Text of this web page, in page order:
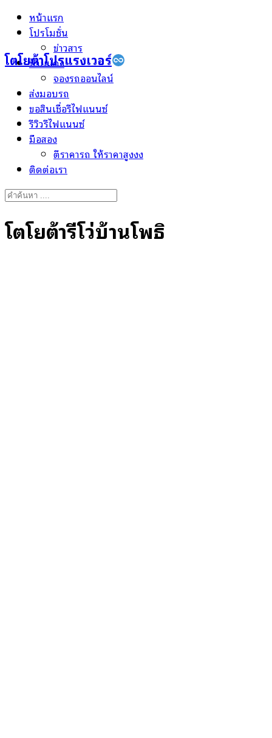
Skip
โตโยต้าโปรแรงเวอร์
หน้าแรก
โปรโมชั่น
ข่าวสาร
ป้ายแดง
จองรถออนไลน์
ส่งมอบรถ
ขอสินเชื่อรีไฟแนนซ์
รีวิวรีไฟแนนซ์
มือสอง
ตีราคารถ ให้ราคาสูงงง
ติดต่อเรา
Search
โตโยต้ารีโว่บ้านโพธิ์